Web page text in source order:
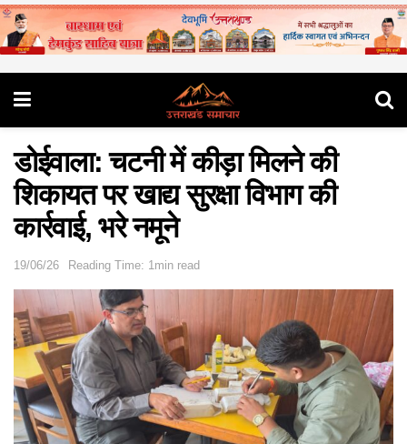
डोईवाला: चटनी में कीड़ा मिलने की
शिकायत पर खाद्य सुरक्षा विभाग की
कार्रवाई, भरे नमूने
19/06/26 Reading Time: 1min read